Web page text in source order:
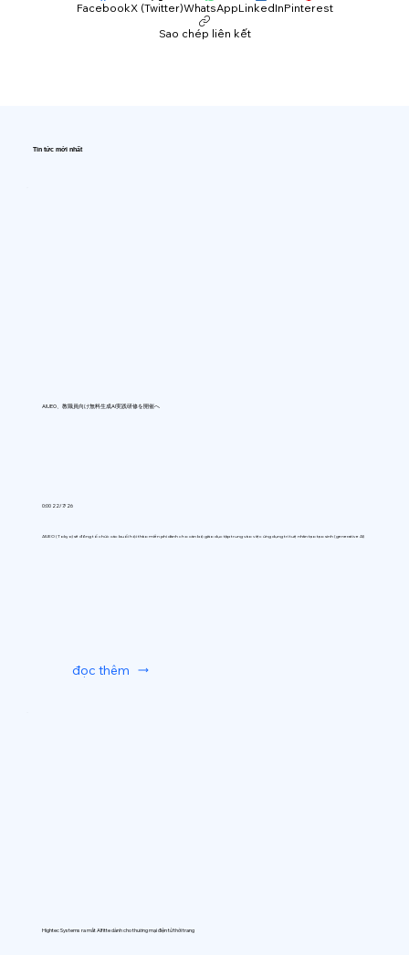
FacebookX (Twitter)WhatsAppLinkedInPinterest
Sao chép liên kết
Tin tức mới nhất
AIUEO、教職員向け無料生成AI実践研修を開催へ
0:00 22/7/26
AIUEO (Tokyo) sẽ đồng tổ chức các buổi hội thảo miễn phí dành cho cán bộ giáo dục tập trung vào việc ứng dụng trí tuệ nhân tạo tạo sinh (generative AI)
đọc thêm
Hightec Systems ra mắt AIfitte dành cho thương mại điện tử thời trang